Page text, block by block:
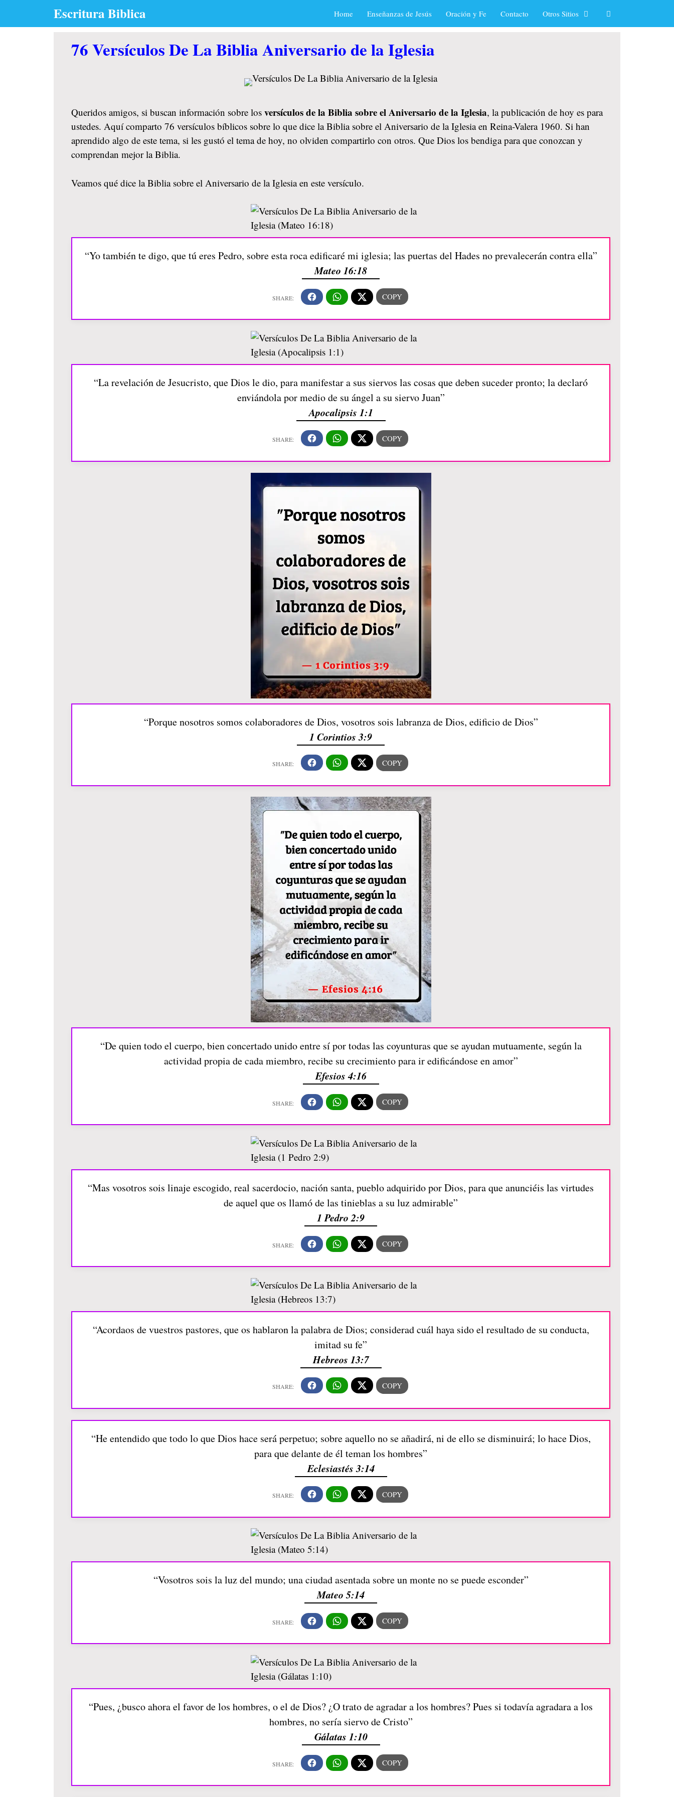
Escritura Biblica Home Enseñanzas de Jesús Oración y Fe Contacto Otros Sitios
76 Versículos De La Biblia Aniversario de la Iglesia
Queridos amigos, si buscan información sobre los versículos de la Biblia sobre el Aniversario de la Iglesia, la publicación de hoy es para
ustedes. Aquí comparto 76 versículos bíblicos sobre lo que dice la Biblia sobre el Aniversario de la Iglesia en Reina-Valera 1960. Si han
aprendido algo de este tema, si les gustó el tema de hoy, no olviden compartirlo con otros. Que Dios los bendiga para que conozcan y
comprendan mejor la Biblia.
Veamos qué dice la Biblia sobre el Aniversario de la Iglesia en este versículo.
“Yo también te digo, que tú eres Pedro, sobre esta roca edificaré mi iglesia; las puertas del Hades no prevalecerán contra ella”
Mateo 16:18
“La revelación de Jesucristo, que Dios le dio, para manifestar a sus siervos las cosas que deben suceder pronto; la declaró
enviándola por medio de su ángel a su siervo Juan”
Apocalipsis 1:1
“Porque nosotros somos colaboradores de Dios, vosotros sois labranza de Dios, edificio de Dios”
1 Corintios 3:9
“De quien todo el cuerpo, bien concertado unido entre sí por todas las coyunturas que se ayudan mutuamente, según la
actividad propia de cada miembro, recibe su crecimiento para ir edificándose en amor”
Efesios 4:16
“Mas vosotros sois linaje escogido, real sacerdocio, nación santa, pueblo adquirido por Dios, para que anunciéis las virtudes
de aquel que os llamó de las tinieblas a su luz admirable”
1 Pedro 2:9
“Acordaos de vuestros pastores, que os hablaron la palabra de Dios; considerad cuál haya sido el resultado de su conducta,
imitad su fe”
Hebreos 13:7
“He entendido que todo lo que Dios hace será perpetuo; sobre aquello no se añadirá, ni de ello se disminuirá; lo hace Dios,
para que delante de él teman los hombres”
Eclesiastés 3:14
“Vosotros sois la luz del mundo; una ciudad asentada sobre un monte no se puede esconder”
Mateo 5:14
“Pues, ¿busco ahora el favor de los hombres, o el de Dios? ¿O trato de agradar a los hombres? Pues si todavía agradara a los
hombres, no sería siervo de Cristo”
Gálatas 1:10